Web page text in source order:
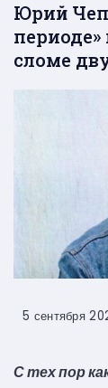
Юрий
сломе
5 сентября
С тех пор